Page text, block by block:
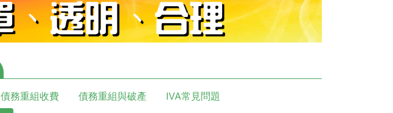
債務重組收費 債務重組與破產
IVA常見問題